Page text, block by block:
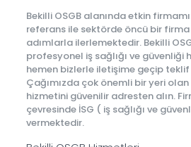
Bekilli OSGB alanında etkin
referans ile sektörde öncü bir
adımlarla ilerlemektedir. Bekilli
profesyonel iş sağlığı ve güvenliği
hemen bizlerle iletişime geçip
Çağımızda çok önemli bir yeri olan
hizmetini güvenilir adresten alın.
çevresinde İSG ( iş sağlığı ve
vermektedir.